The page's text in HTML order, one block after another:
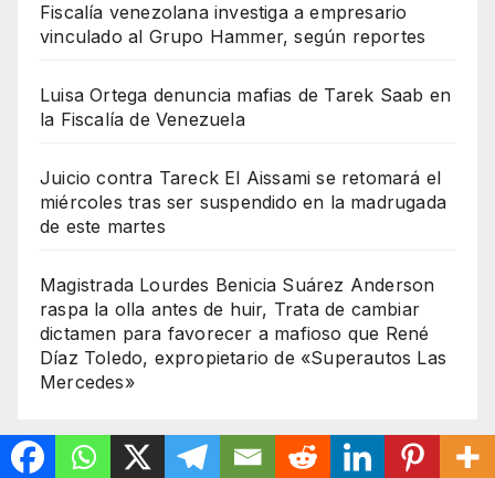
Fiscalía venezolana investiga a empresario
vinculado al Grupo Hammer, según reportes
Luisa Ortega denuncia mafias de Tarek Saab en
la Fiscalía de Venezuela
Juicio contra Tareck El Aissami se retomará el
miércoles tras ser suspendido en la madrugada
de este martes
Magistrada Lourdes Benicia Suárez Anderson
raspa la olla antes de huir, Trata de cambiar
dictamen para favorecer a mafioso que René
Díaz Toledo, expropietario de «Superautos Las
Mercedes»
PATROCINANTES